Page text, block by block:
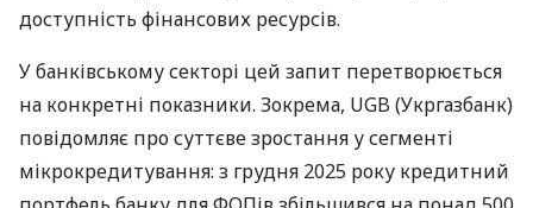
доступність фінансових ресурсів.
У банківському секторі цей запит перетворюється
на конкретні показники. Зокрема, UGB (Укргазбанк)
повідомляє про суттєве зростання у сегменті
мікрокредитування: з грудня 2025 року кредитний